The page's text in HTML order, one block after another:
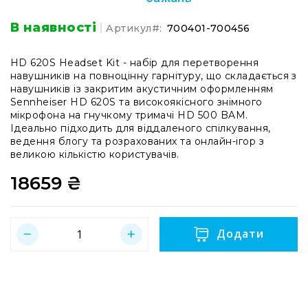
системи
Моніторінг
(IEM)
Приймачі
Передавачі
Мікрофонні
голови
Всі
радіосистеми
та
антенне
В наявності Артикул 700401-700456
HD 620S Headset Kit - набір для перетворення
навушників на повноцінну гарнітуру, що складається з
навушників із закритим акустичним оформленням
Sennheiser HD 620S та високоякісного знімного
мікрофона на гнучкому тримачі HD 500 BAM.
Ідеально підходить для віддаленого спілкування,
ведення блогу та розрахованих та онлайн-ігор з
великою кількістю користувачів.
18659 ₴
Додати